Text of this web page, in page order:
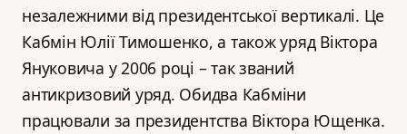
незалежними від президентської вертикалі. Це
Кабмін Юлії Тимошенко, а також уряд Віктора
Януковича у 2006 році – так званий
антикризовий уряд. Обидва Кабміни
працювали за президентства Віктора Ющенка.